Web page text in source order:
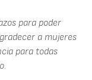
para poder
a mujeres
para todas